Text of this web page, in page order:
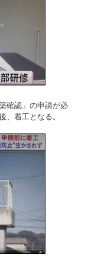
確認」の申請が必
、着工となる。